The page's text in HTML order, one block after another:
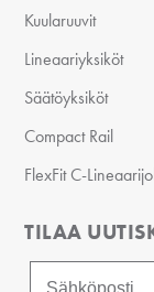
Kuularuuvit
Lineaariyksiköt
Säätöyksiköt
Compact Rail
FlexFit C-
TILAA